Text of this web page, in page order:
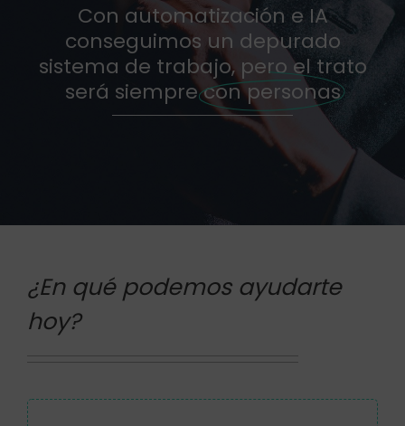
Con automatización e IA
conseguimos un depurado
sistema de trabajo, pero el trato
será siemprecon personas
¿En qué podemos ayudarte
hoy?